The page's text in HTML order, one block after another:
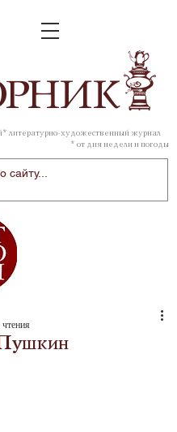
НИК
литературно-художественный журнал
* от дня недели и погоды